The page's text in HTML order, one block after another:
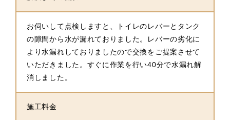
お伺いして点検しますと、トイレのレバーとタンク
の隙間から水が漏れておりました。レバーの劣化に
より水漏れしておりましたので交換をご提案させて
いただきました。すぐに作業を行い40分で水漏れ解
消しました。
施工料金